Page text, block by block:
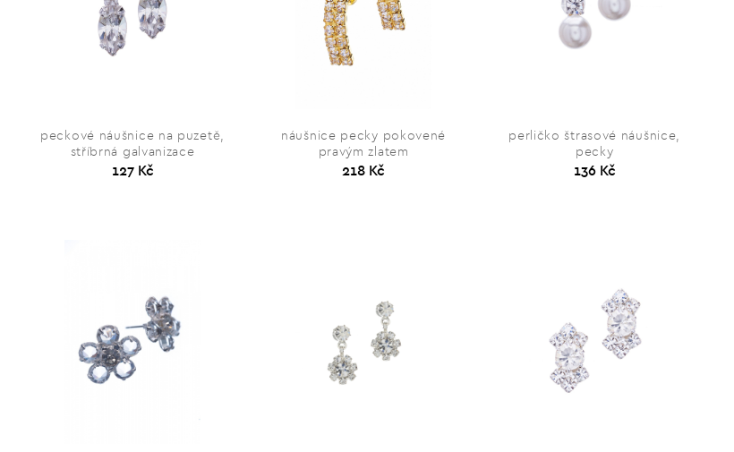
peckové náušnice na puzetě,
stříbrná galvanizace
127 Kč
náušnice pecky pokovené
pravým zlatem
218 Kč
perličko štrasové náušnice,
pecky
136 Kč